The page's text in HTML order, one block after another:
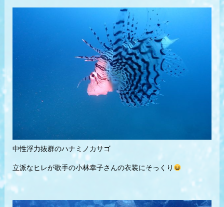
中性浮力抜群のハナミノカサゴ
立派なヒレが歌手の小林幸子さんの衣装にそっくり